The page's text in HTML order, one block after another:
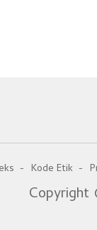
Kode Etik
Copyright